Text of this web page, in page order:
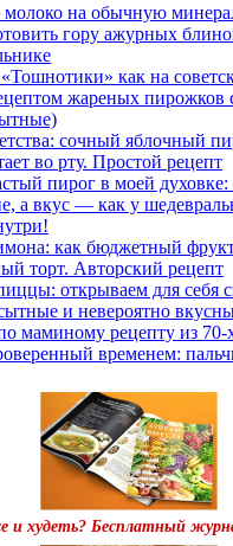
молоко на обычную
гору ажурных
как на
жареных пирожков
сочный яблочный
во рту. Простой рецепт
пирог в моей духовке:
а вкус — как у
как бюджетный
торт. Авторский рецепт
открываем для
и невероятно
маминому рецепту из
временем:
и худеть? Бесплатный